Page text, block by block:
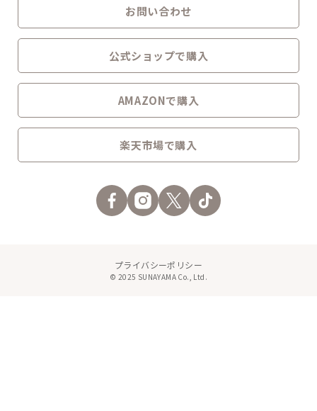
お問い合わせ
公式ショップで購入
AMAZONで購入
楽天市場で購入
© 2025 SUNAYAMA Co., Ltd.
プライバシーポリシー